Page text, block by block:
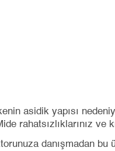
asidik yapısı
rahatsızlıklarınız ve
danışmadan bu